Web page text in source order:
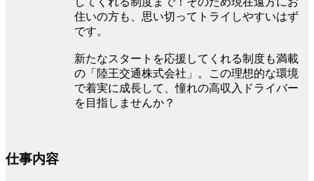
住いの方も、思い切ってトライしやすいはず
です。
新たなスタートを応援してくれる制度も満載
の「陸王交通株式会社」。この理想的な環境
で着実に成長して、憧れの高収入ドライバー
を目指しませんか？
仕事内容